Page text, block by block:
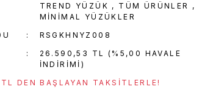
TREND YÜZÜK , TÜM ÜRÜNLER
,
MINIMAL YÜZÜKLER
RSGKHNYZ008
26.590,53 TL (%5,00 HAVALE
INDIRIMI)
DEN BAŞLAYAN TAKSITLERLE!